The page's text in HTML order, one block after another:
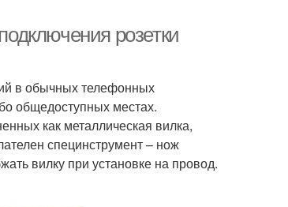
розетки
в обычных телефонных
общедоступных местах.
как металлическая вилка,
специнструмент – нож
вилку при установке на провод.